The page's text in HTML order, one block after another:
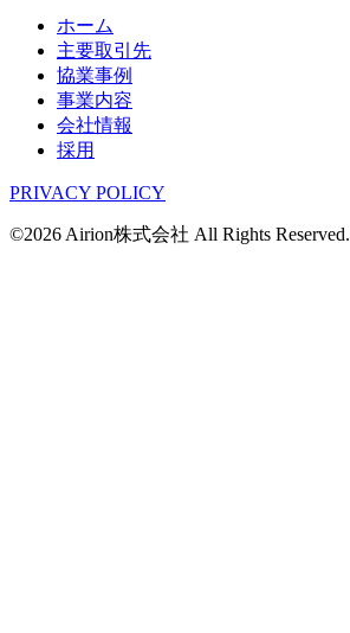
ホーム
主要取引先
協業事例
事業内容
会社情報
採用
PRIVACY POLICY
©2026 Airion株式会社 All Rights Reserved.